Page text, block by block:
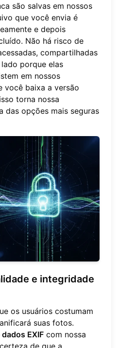
são salvas em nossos
que você envia é
e depois
Não há risco de
compartilhadas
porque elas
em nossos
você baixa a versão
torna nossa
das opções mais seguras
e integridade
os usuários costumam
suas fotos.
EXIF com nossa
de que a